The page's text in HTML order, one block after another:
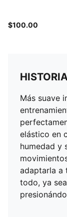
$100.00
Más suave
elástico en
humedad y
adaptarla a
todo, ya